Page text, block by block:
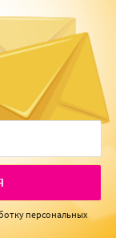
персональных